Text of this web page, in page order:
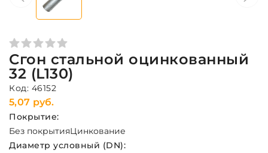
Сгон стальной оцинкованный
32 (L130)
Код: 46152
5,07 руб.
Покрытие:
Без покрытияЦинкование
Диаметр условный (DN):